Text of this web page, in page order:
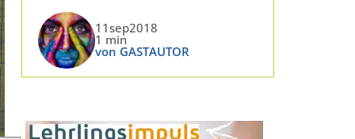
11sep2018
1 min
von GASTAUTOR